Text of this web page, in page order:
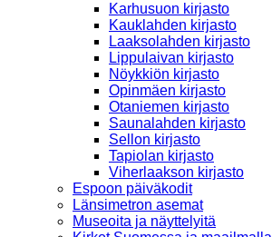
Karhusuon kirjasto
Kauklahden kirjasto
Laaksolahden kirjasto
Lippulaivan kirjasto
Nöykkiön kirjasto
Opinmäen kirjasto
Otaniemen kirjasto
Saunalahden kirjasto
Sellon kirjasto
Tapiolan kirjasto
Viherlaakson kirjasto
Espoon päiväkodit
Länsimetron asemat
Museoita ja näyttelyitä